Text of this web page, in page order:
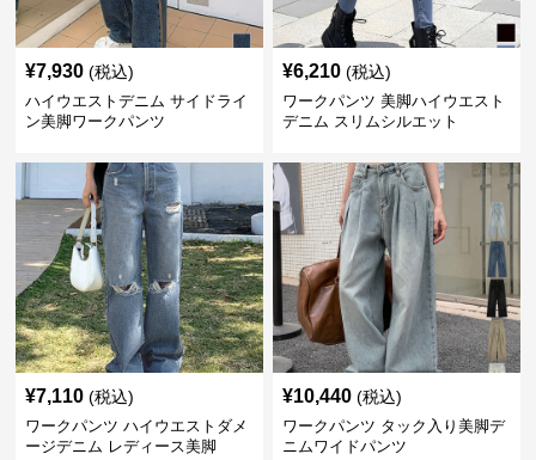
¥7,930 (税込)
ハイウエストデニム サイドライ
ン美脚ワークパンツ
¥6,210 (税込)
ワークパンツ 美脚ハイウエスト
デニム スリムシルエット
¥7,110 (税込)
ワークパンツ ハイウエストダメ
ージデニム レディース美脚
¥10,440 (税込)
ワークパンツ タック入り美脚デ
ニムワイドパンツ